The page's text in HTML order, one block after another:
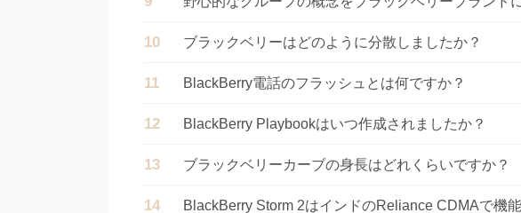
ブラックベリーはどのように分散しましたか？
BlackBerry電話のフラッシュとは何ですか？
BlackBerry Playbookはいつ作成されましたか？
ブラックベリーカーブの身長はどれくらいですか？
BlackBerry Storm 2はインドのReliance CDMAで機